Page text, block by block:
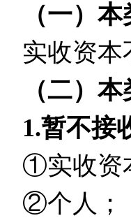
（一）
实收资本
（二）
1.暂不接
①实收资
②个人；